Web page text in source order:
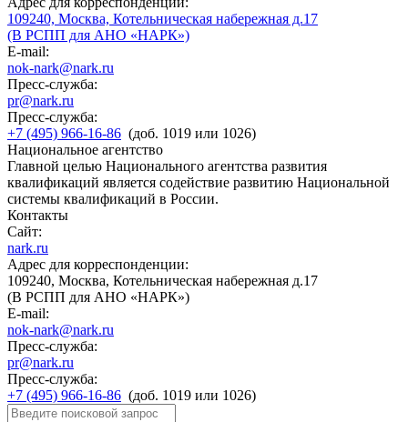
109240, Москва, Котельническая набережная д.17
(В РСПП для АНО «НАРК»)
E-mail:
nok-nark@nark.ru
Пресс-служба:
pr@nark.ru
Пресс-служба:
+7 (495) 966-16-86 (доб. 1019 или 1026)
Национальное агентство
Главной целью Национального агентства развития
квалификаций является содействие развитию Национальной
системы квалификаций в России.
Контакты
Сайт:
nark.ru
Адрес для корреспонденции:
109240, Москва, Котельническая набережная д.17
(В РСПП для АНО «НАРК»)
E-mail:
nok-nark@nark.ru
Пресс-служба:
pr@nark.ru
Пресс-служба:
+7 (495) 966-16-86 (доб. 1019 или 1026)